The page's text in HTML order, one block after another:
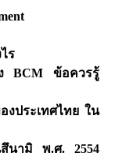
ร
ง BCM ข้อควรรู้
ประเทศไทย ใน
นามิ พ.ศ. 2554